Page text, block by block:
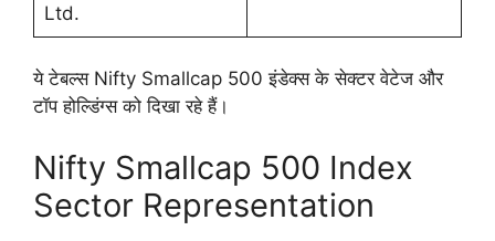
Ltd.
ये टेबल्स Nifty Smallcap 500 इंडेक्स के सेक्टर वेटेज और
टॉप होल्डिंग्स को दिखा रहे हैं।
Nifty Smallcap 500 Index
Sector Representation